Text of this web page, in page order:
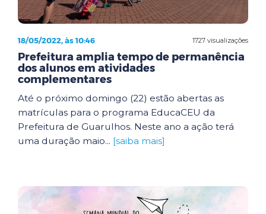
1727 visualizações
18/05/2022, às 10:46
Prefeitura amplia tempo de permanência
dos alunos em atividades
complementares
Até o próximo domingo (22) estão abertas as
matrículas para o programa EducaCEU da
Prefeitura de Guarulhos. Neste ano a ação terá
uma duração maio... [saiba mais]